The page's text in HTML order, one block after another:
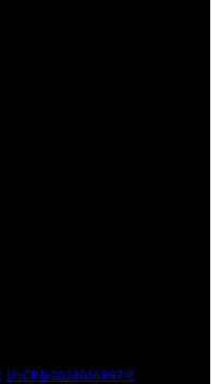
沪ICP备2024056997号